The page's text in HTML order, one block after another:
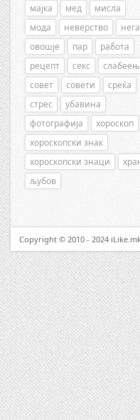
мајка
мед
мисла
мода
неверство
нега
овошје
пар
работа
рецепт
секс
совет
совети
среќа
стрес
убавина
фотографија
хороскоп
хороскопски знак
хороскопски знаци
љубов
Copyright © 2010 - 2024